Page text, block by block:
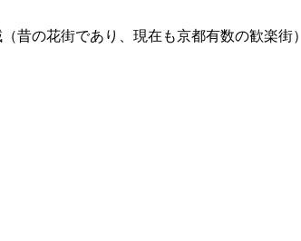
昔の花街であり、現在も京都有数の歓楽街）